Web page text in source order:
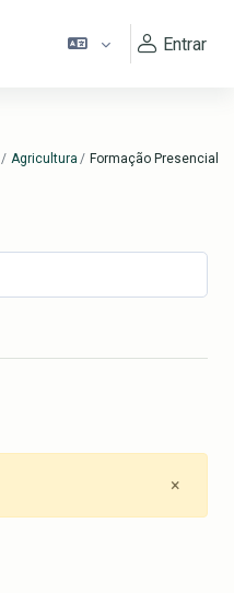
Entrar
Agricultura Formação Presencial
×